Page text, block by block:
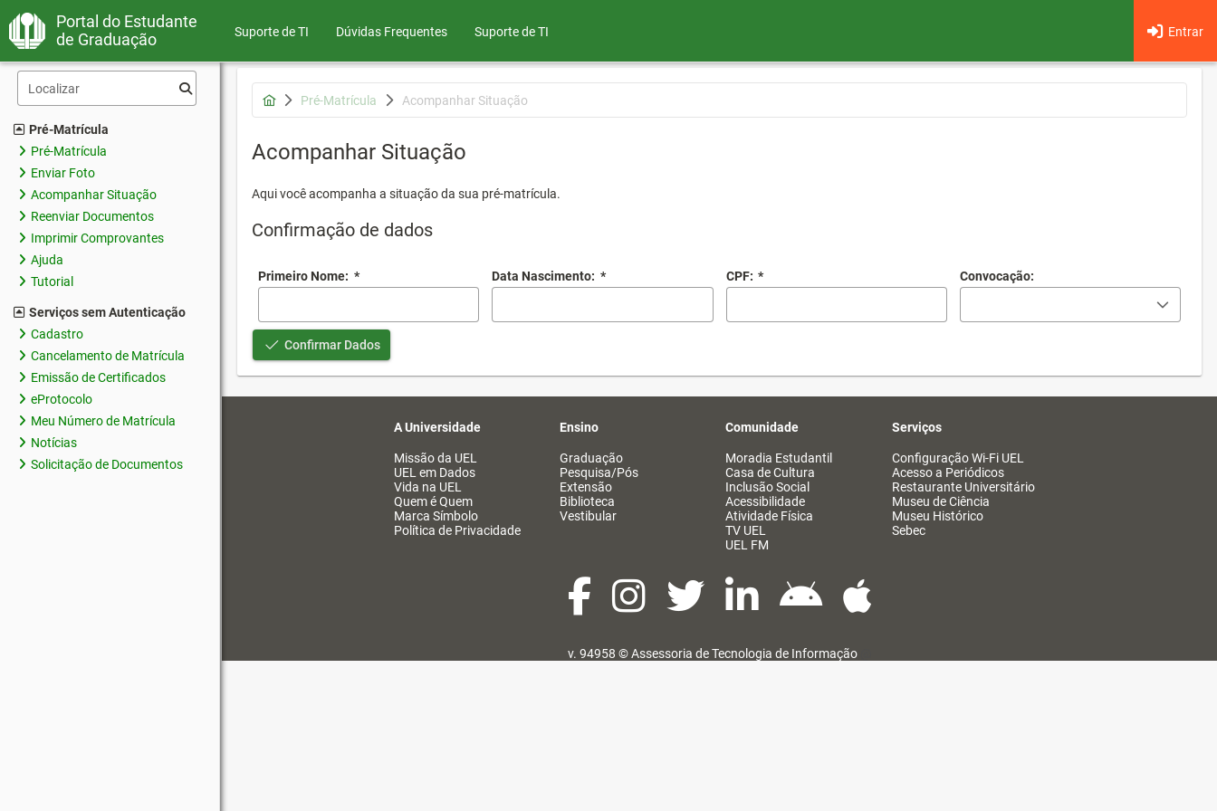
Portal do Estudante
de Graduação
Suporte de TI Dúvidas Frequentes Entrar
Suporte de TI
Pré-Matrícula
Pré-Matrícula
Enviar Foto
Acompanhar Situação
Reenviar Documentos
Imprimir Comprovantes
Ajuda
Tutorial
Serviços sem Autenticação
Cadastro
Cancelamento de Matrícula
Emissão de Certificados
eProtocolo
Meu Número de Matrícula
Notícias
Solicitação de Documentos
Pré-Matrícula Acompanhar Situação
Acompanhar Situação
Aqui você acompanha a situação da sua pré-matrícula.
Confirmação de dados
Primeiro Nome: * Data Nascimento: * CPF: * Convocação:
Confirmar Dados
A Universidade
Missão da UEL
UEL em Dados
Vida na UEL
Quem é Quem
Marca Símbolo
Política de Privacidade
Ensino
Graduação
Pesquisa/Pós
Extensão
Biblioteca
Vestibular
Comunidade
Moradia Estudantil
Casa de Cultura
Inclusão Social
Acessibilidade
Atividade Física
TV UEL
UEL FM
Serviços
Configuração Wi-Fi UEL
Acesso a Periódicos
Restaurante Universitário
Museu de Ciência
Museu Histórico
Sebec
v. 94958 ©Assessoria de Tecnologia de Informação